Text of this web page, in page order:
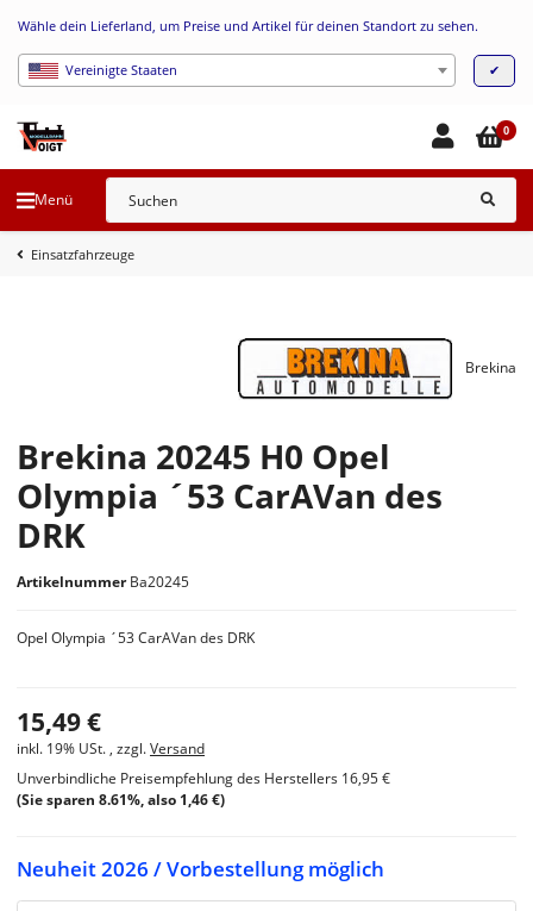
Wähle dein Lieferland, um Preise und Artikel für deinen Standort zu sehen.
Vereinigte Staaten ✔
Menü
0
Einsatzfahrzeuge
Brekina 20245 H0 Opel
Olympia ´53 CarAVan des
DRK
Artikelnummer Ba20245
Brekina
Opel Olympia ´53 CarAVan des DRK
15,49 €
inkl. 19% USt. , zzgl.Versand
Unverbindliche Preisempfehlung des Herstellers 16,95 €
(Sie sparen 8.61%, also 1,46 €)
Neuheit 2026 / Vorbestellung möglich